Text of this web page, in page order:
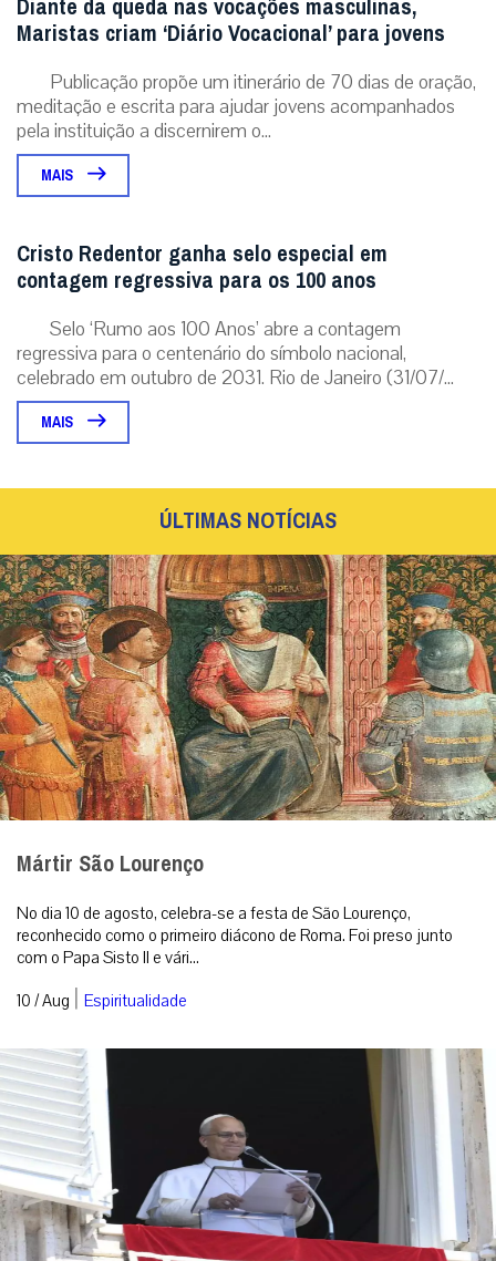
Maristas criam ‘Diário Vocacional’ para jovens
Publicação propõe um itinerário de 70 dias de oração,
meditação e escrita para ajudar jovens acompanhados
pela instituição a discernirem o...
MAIS
Cristo Redentor ganha selo especial em
contagem regressiva para os 100 anos
Selo ‘Rumo aos 100 Anos’ abre a contagem
regressiva para o centenário do símbolo nacional,
celebrado em outubro de 2031. Rio de Janeiro (31/07/...
MAIS
ÚLTIMAS NOTÍCIAS
Mártir São Lourenço
No dia 10 de agosto, celebra-se a festa de São Lourenço,
reconhecido como o primeiro diácono de Roma. Foi preso junto
com o Papa Sisto II e vári...
10 / Aug | Espiritualidade